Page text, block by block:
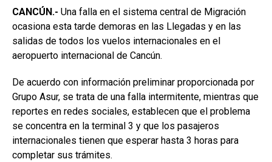
CANCÚN.- Una falla en el sistema central de Migración
ocasiona esta tarde demoras en las Llegadas y en las
salidas de todos los vuelos internacionales en el
aeropuerto internacional de Cancún.
De acuerdo con información preliminar proporcionada por
Grupo Asur, se trata de una falla intermitente, mientras que
reportes en redes sociales, establecen que el problema
se concentra en la terminal 3 y que los pasajeros
internacionales tienen que esperar hasta 3 horas para
completar sus trámites.